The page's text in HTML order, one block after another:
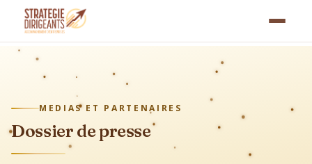
MEDIAS ET PARTENAIRES
Dossier de presse